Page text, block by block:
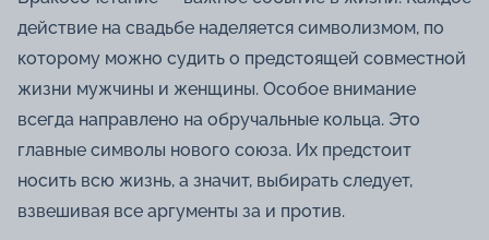
действие на свадьбе наделяется символизмом, по
которому можно судить о предстоящей совместной
жизни мужчины и женщины. Особое внимание
всегда направлено на обручальные кольца. Это
главные символы нового союза. Их предстоит
носить всю жизнь, а значит, выбирать следует,
взвешивая все аргументы за и против.